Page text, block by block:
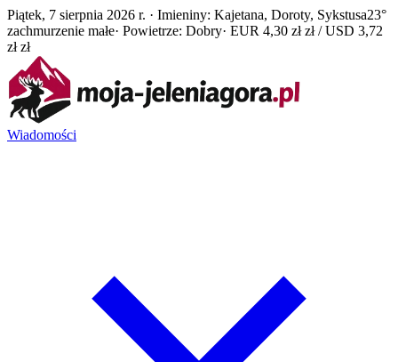
Piątek, 7 sierpnia 2026 r. · Imieniny: Kajetana, Doroty, Sykstusa23°
zachmurzenie małe· Powietrze: Dobry· EUR 4,30 zł zł / USD 3,72
zł zł
Wiadomości